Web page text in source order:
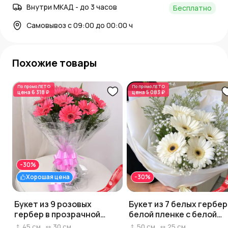
Внутри МКАД - до 3 часов
Бесплатно
Самовывоз с 09:00 до 00:00 ч
Похожие товары
По промоЛЕТО
цена 6 318 ₽
Хорошая цена
-30%
Букет из 9 розовых
гербер в прозрачной
пленке
По промоЛЕТО
цена5 083 ₽
-30%
Букет из 7 белых
белой пленке с белой
лентой